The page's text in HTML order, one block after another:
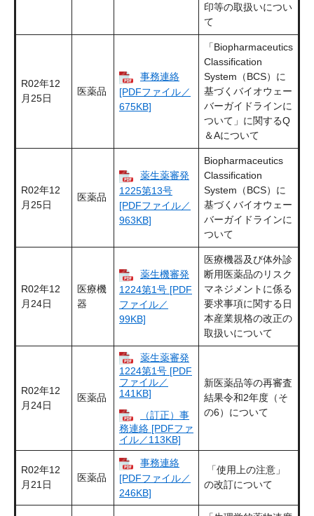
印等の取扱いについ
て
R02年12
月25日
医薬品
事務連絡
[PDFファイル／
675KB]
「Biopharmaceutics
Classification
System（BCS）に
基づくバイオウェー
バーガイドラインに
ついて」に関するQ
＆Aについて
R02年12
月25日
医薬品
薬生薬審発
1225第13号
[PDFファイル／
963KB]
Biopharmaceutics
Classification
System（BCS）に
基づくバイオウェー
バーガイドラインに
ついて
R02年12
月24日
医療機
器
薬生機審発
1224第1号 [PDF
ファイル／
99KB]
医療機器及び体外診
断用医薬品のリスク
マネジメントに係る
要求事項に関する日
本産業規格の改正の
取扱いについて
R02年12
月24日
医薬品
薬生薬審発
1224第1号 [PDF
ファイル／
141KB]
（訂正）事
務連絡 [PDFファ
イル／113KB]
新医薬品等の再審査
結果令和2年度（そ
の6）について
R02年12
月21日
医薬品
事務連絡
[PDFファイル／
246KB]
「使用上の注意」
の改訂について